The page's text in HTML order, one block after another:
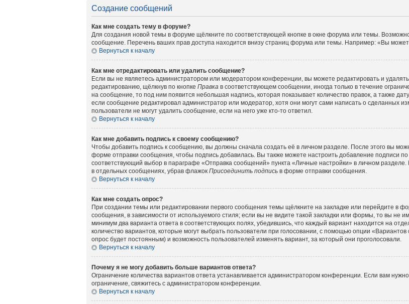
Создание сообщений
Как мне создать тему в форуме?
Для создания новой темы в форуме щёлкните по соответствующей кнопке в окне форума или темы.
сообщение. Перечень ваших прав доступа находится внизу страниц форума или темы. Например: «Вы
Вернуться к началу
Как мне отредактировать или удалить сообщение?
Если вы не являетесь администратором или модератором конференции, вы можете редактировать и
редактированию, щёлкнув по кнопке Правка в соответствующем сообщении, иногда только в течение
на сообщение, то под ним появится небольшая надпись, которая показывает количество правок, а также
если сообщение редактировал администратор или модератор, хотя они могут сами написать о сделанных
пользователи не могут удалить сообщение, если на него уже кто-то ответил.
Вернуться к началу
Как мне добавить подпись к своему сообщению?
Чтобы добавить подпись к сообщению, вы должны сначала создать её в личном разделе. После этого вы
форме отправки сообщения, чтобы подпись добавилась. Вы также можете настроить добавление подписи
соответствующий выбор в параграфе «Отправка сообщений» пункта «Личные настройки» в личном
в отдельных сообщениях, убрав флажок Присоединить подпись в форме отправки сообщения.
Вернуться к началу
Как мне создать опрос?
При создании темы или редактировании первого сообщения темы щёлкните на закладке или перейдите в
сообщения, в зависимости от используемого стиля; если вы не видите такой закладки или формы, то вы не
минимум два варианта ответа в соответствующих полях, убедившись, что каждый вариант находится на
количество вариантов, которые могут выбрать пользователи при голосовании, с помощью опции
опрос будет постоянным) и возможность пользователей изменять вариант, за который они проголосовали.
Вернуться к началу
Почему я не могу добавить больше вариантов ответа?
Ограничение количества вариантов ответа устанавливается администратором конференции. Если вам
ограничение, свяжитесь с администратором конференции.
Вернуться к началу